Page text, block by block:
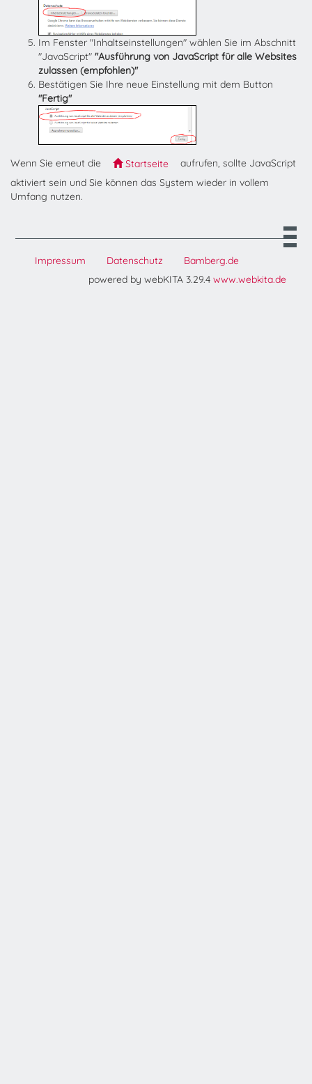
Im Fenster "Inhaltseinstellungen" wählen Sie im Abschnitt
"JavaScript" "Ausführung von JavaScript für alle Websites
zulassen (empfohlen)"
Bestätigen Sie Ihre neue Einstellung mit dem Button
"Fertig"
Wenn Sie erneut die Startseite
aufrufen, sollte JavaScript
aktiviert sein und Sie können das System wieder in vollem
Umfang nutzen.
Impressum Datenschutz
Bamberg.de
powered by webKITA 3.29.4 www.webkita.de